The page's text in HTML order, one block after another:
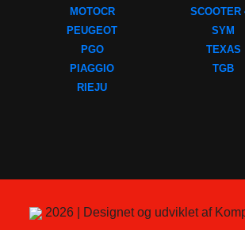
MOTOCR
PEUGEOT
PGO
PIAGGIO
RIEJU
SCOOTER
SYM
TEXAS
TGB
2026 | Designet og udviklet af